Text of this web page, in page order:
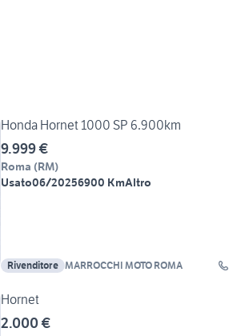
Honda Hornet 1000 SP 6.900km
9.999 €
Roma (RM)
Usato06/20256900 KmAltro
Rivenditore MARROCCHI MOTO ROMA
Hornet
2.000 €